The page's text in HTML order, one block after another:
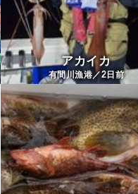
アカイカ
有間川漁港／2日前